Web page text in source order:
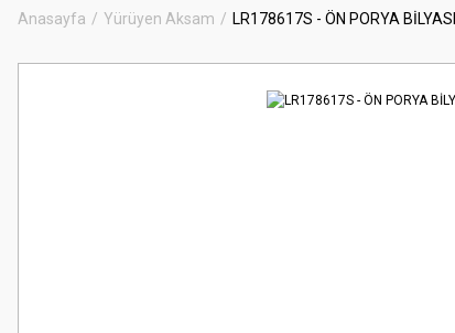
Anasayfa Yürüyen Aksam LR178617S - ÖN PORYA BİLYASI